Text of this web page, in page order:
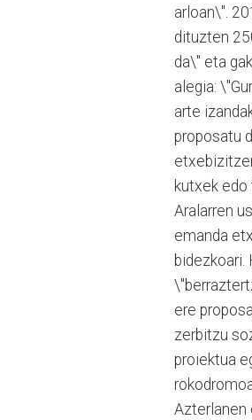
arloan\".
dituzten
da\" eta
alegia:
arte
proposatu
kutxek
Aralarren
emanda
ere
zerbitzu
proiektua
Azterlanen